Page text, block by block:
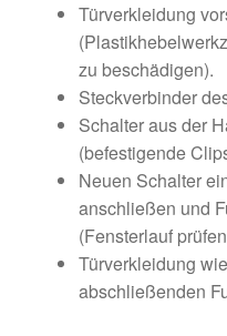
Türverkleidung
zu beschädigen).
Steckverbinder
Schalter aus der
(befestigende
Neuen Schalter
anschließen und
(Fensterlauf
Türverkleidung
abschließenden